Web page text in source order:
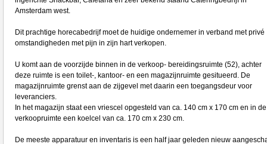
Amsterdam west.
Dit prachtige horecabedrijf moet de huidige ondernemer in verband met privé
omstandigheden met pijn in zijn hart verkopen.
U komt aan de voorzijde binnen in de verkoop- bereidingsruimte (52), achter
deze ruimte is een toilet-, kantoor- en een magazijnruimte gesitueerd. De
magazijnruimte grenst aan de zijgevel met daarin een toegangsdeur voor
leveranciers.
In het magazijn staat een vriescel opgesteld van ca. 140 cm x 170 cm en in de
verkoopruimte een koelcel van ca. 170 cm x 230 cm.
De meeste apparatuur en inventaris is een half jaar geleden nieuw